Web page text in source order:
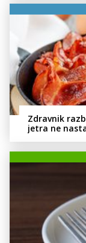
Zdravnik
jetra ne